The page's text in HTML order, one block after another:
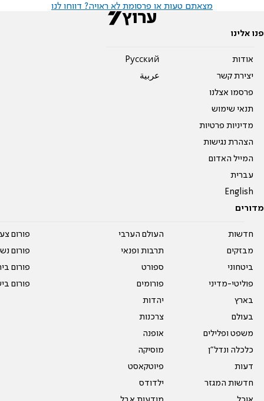
מצאתם טעות או פרסומת לא ראויה? דווחו לנו
פנו אלינו
אודות
יצירת קשר
פרסמו אצלנו
תנאי שימוש
מדיניות פרטיות
הצהרת נגישות
המייל האדום
עברית
English
Pусский
عربية
מדורים
חדשות
מבזקים
ביטחוני
פוליטי-מדיני
בארץ
בעולם
משפט ופלילים
כלכלה ונדל"ן
דעות
חדשות המגזר
העולם הערבי
תרבות ופנאי
ספורט
פורומים
יהדות
צרכנות
אופנה
מוסיקה
פיוטקאסט
ילדודס
פורום
פורום
פורום
פורום